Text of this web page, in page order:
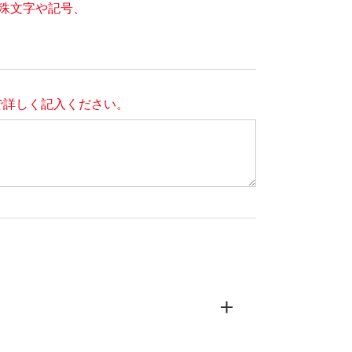
文字や記号、
しく記入ください。